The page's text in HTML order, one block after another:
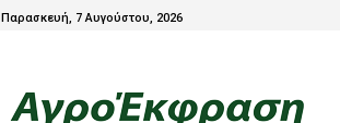
Παρασκευή, 7 Αυγούστου, 2026